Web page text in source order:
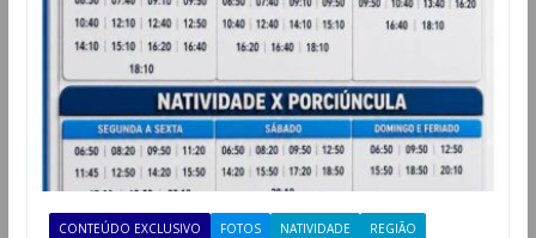
CONTEÚDO EXCLUSIVO FOTOS NATIVIDADE REGIÃO